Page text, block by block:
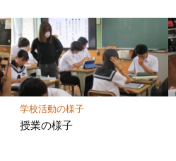
学校活動の様子
授業の様子